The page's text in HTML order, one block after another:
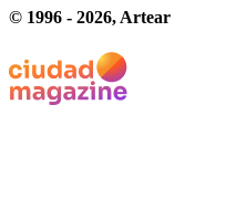
© 1996 - 2026, Artear